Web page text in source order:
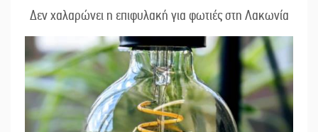
Δεν χαλαρώνει η επιφυλακή για φωτιές στη Λακωνία